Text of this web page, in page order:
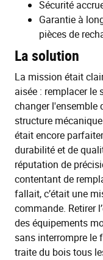
Sécurité
Garantie à
pièces de
La solution
La mission était
aisée : remplacer le
changer l'ensemble
structure
était encore
durabilité et de
réputation de
contentant de
fallait, c’était une
commande. Retirer
des équipements
sans interrompre le
traite du bois tous